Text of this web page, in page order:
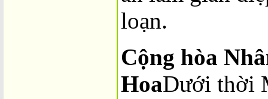
loạn.
Cộng hòa
HoaDưới thời